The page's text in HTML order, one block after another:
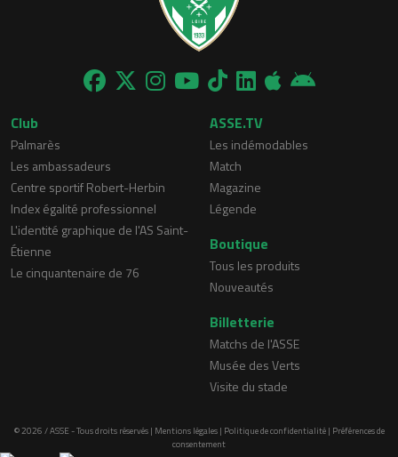
Club
Palmarès
Les ambassadeurs
Centre sportif Robert-Herbin
Index égalité professionnel
L'identité graphique de l'AS Saint-
Étienne
Le cinquantenaire de 76
ASSE.TV
Les indémodables
Match
Magazine
Légende
Boutique
Tous les produits
Nouveautés
Billetterie
Matchs de l'ASSE
Musée des Verts
Visite du stade
© 2026 / ASSE - Tous droits réservés | Mentions légales| Politique de confidentialité| Préférences de
consentement